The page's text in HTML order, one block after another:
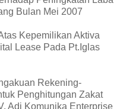
Bulan Mei 2007
Kepemilikan Aktiva
Lease Pada Pt.Iglas
Rekening-
Penghitungan Zakat
Adi Komunika Enterprise